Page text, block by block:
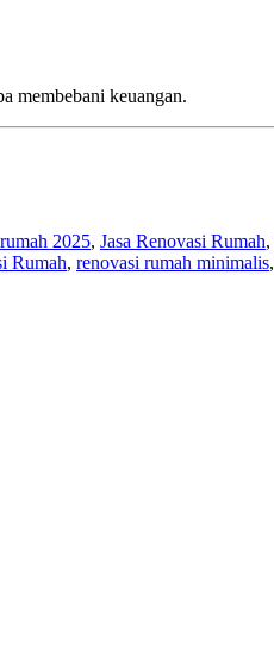
membebani keuangan.
2025, Jasa Renovasi Rumah,
Rumah, renovasi rumah minimalis,